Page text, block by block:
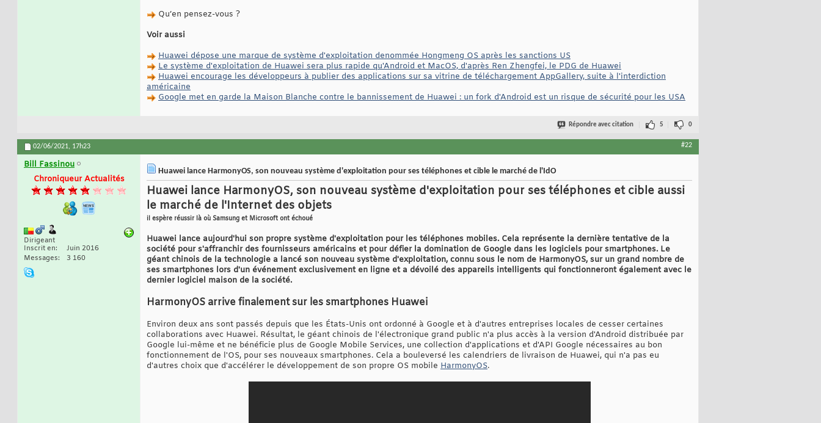
Qu’en pensez-vous ?
Voir aussi
Huawei dépose une marque de système d'exploitation denommée Hongmeng OS après les sanctions US
Le système d'exploitation de Huawei sera plus rapide qu'Android et MacOS, d'après Ren Zhengfei, le PDG de Huawei
Huawei encourage les développeurs à publier des applications sur sa vitrine de téléchargement AppGallery, suite à l'interdiction
américaine
Google met en garde la Maison Blanche contre le bannissement de Huawei : un fork d'Android est un risque de sécurité pour les USA
Répondre avec citation 5 0
02/06/2021, 17h23 #22
Bill Fassinou
Chroniqueur Actualités
Dirigeant
Inscrit en
Juin 2016
Messages
3 160
Huawei lance HarmonyOS, son nouveau système d'exploitation pour ses téléphones et cible le marché de l'IdO
Huawei lance HarmonyOS, son nouveau système d'exploitation pour ses téléphones et cible aussi
le marché de l'Internet des objets
il espère réussir là où Samsung et Microsoft ont échoué
Huawei lance aujourd'hui son propre système d'exploitation pour les téléphones mobiles. Cela représente la dernière tentative de la
société pour s'affranchir des fournisseurs américains et pour défier la domination de Google dans les logiciels pour smartphones. Le
géant chinois de la technologie a lancé son nouveau système d'exploitation, connu sous le nom de HarmonyOS, sur un grand nombre de
ses smartphones lors d'un événement exclusivement en ligne et a dévoilé des appareils intelligents qui fonctionneront également avec le
dernier logiciel maison de la société.
HarmonyOS arrive finalement sur les smartphones Huawei
Environ deux ans sont passés depuis que les États-Unis ont ordonné à Google et à d'autres entreprises locales de cesser certaines
collaborations avec Huawei. Résultat, le géant chinois de l'électronique grand public n'a plus accès à la version d'Android distribuée par
Google lui-même et ne bénéficie plus de Google Mobile Services, une collection d'applications et d'API Google nécessaires au bon
fonctionnement de l'OS, pour ses nouveaux smartphones. Cela a bouleversé les calendriers de livraison de Huawei, qui n'a pas eu
d'autres choix que d'accélérer le développement de son propre OS mobile HarmonyOS.